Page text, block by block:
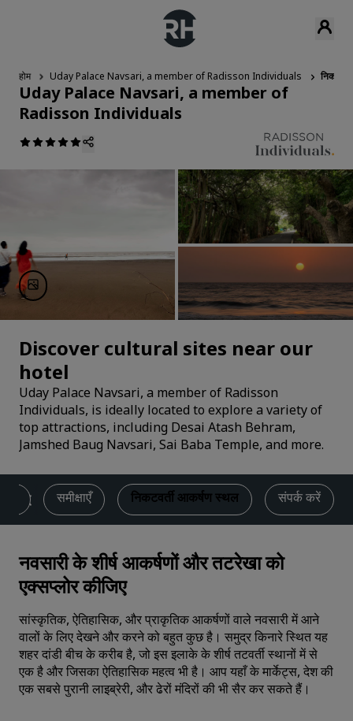
होम Uday Palace Navsari, a member of Radisson Individuals
Uday Palace Navsari, a member of
Radisson Individuals
Discover cultural sites near our
hotel
Uday Palace Navsari, a member of Radisson
Individuals, is ideally located to explore a variety of
top attractions, including Desai Atash Behram,
Jamshed Baug Navsari, Sai Baba Temple, and more.
समीक्षाएँ निकटवर्ती आकर्षण स्थल संपर्क करें
नवसारी के शीर्ष आकर्षणों और तटरेखा को
एक्सप्लोर कीजिए
सांस्कृतिक, ऐतिहासिक, और प्राकृतिक आकर्षणों वाले नवसारी में आने
वालों के लिए देखने और करने को बहुत कुछ है। समुद्र किनारे स्थित यह
शहर दांडी बीच के करीब है, जो इस इलाके के शीर्ष तटवर्ती स्थानों में से
एक है और जिसका ऐतिहासिक महत्व भी है। आप यहाँ के मार्केट्स, देश की
एक सबसे पुरानी लाइब्रेरी, और ढेरों मंदिरों की भी सैर कर सकते हैं।